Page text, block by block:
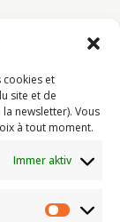
cookies et
site et de
newsletter). Vous
à tout moment.
Immer aktiv